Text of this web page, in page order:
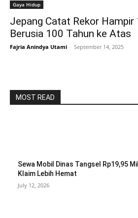
Gaya Hidup
Jepang Catat Rekor Hampir
Berusia 100 Tahun ke Atas
Fajria Anindya Utami - September 14, 2025
MOST READ
Sewa Mobil Dinas Tangsel Rp19,95
Klaim Lebih Hemat
July 12, 2026